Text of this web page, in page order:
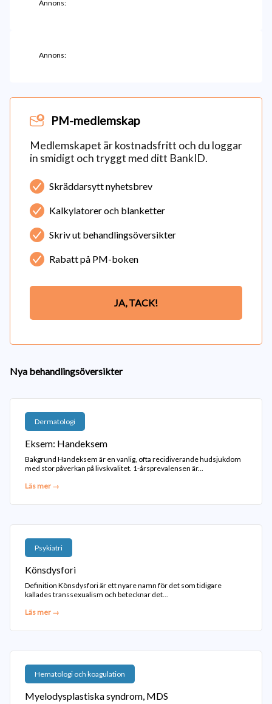
Annons:
Annons:
PM-medlemskap
Medlemskapet är kostnadsfritt och du loggar
in smidigt och tryggt med ditt BankID.
Skräddarsytt nyhetsbrev
Kalkylatorer och blanketter
Skriv ut behandlingsöversikter
Rabatt på PM-boken
JA, TACK!
Nya behandlingsöversikter
Dermatologi
Eksem: Handeksem
Bakgrund Handeksem är en vanlig, ofta recidiverande hudsjukdom
med stor påverkan på livskvalitet. 1-årsprevalensen är...
Läs mer →
Psykiatri
Könsdysfori
Definition Könsdysfori är ett nyare namn för det som tidigare
kallades transsexualism och betecknar det...
Läs mer →
Hematologi och koagulation
Myelodysplastiska syndrom, MDS